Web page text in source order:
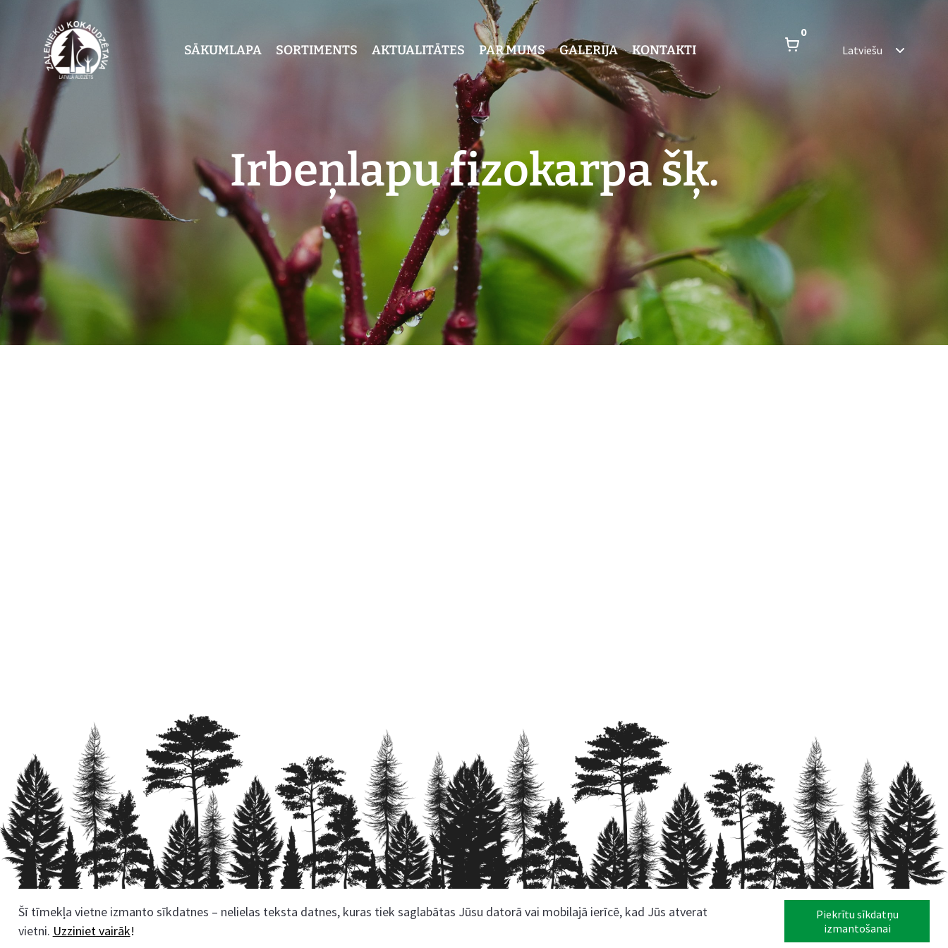
SĀKUMLAPA SORTIMENTS AKTUALITĀTES PAR MUMS GALERIJA KONTAKTI
0
Latviešu
Irbeņlapu fizokarpa šķ.
Rekvizīti
Šī tīmekļa vietne izmanto sīkdatnes – nelielas teksta datnes, kuras tiek saglabātas Jūsu datorā vai mobilajā ierīcē, kad Jūs atverat
vietni. Uzziniet vairāk!
Piekrītu sīkdatņu
izmantošanai